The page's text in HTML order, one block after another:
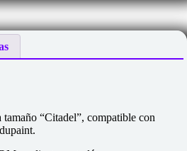
“Citadel”, compatible con